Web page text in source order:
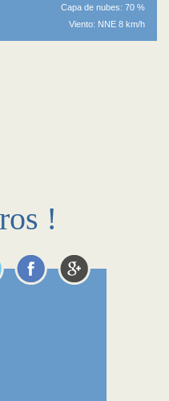
Capa de nubes: 70 %
Viento: NNE 8 km/h
!